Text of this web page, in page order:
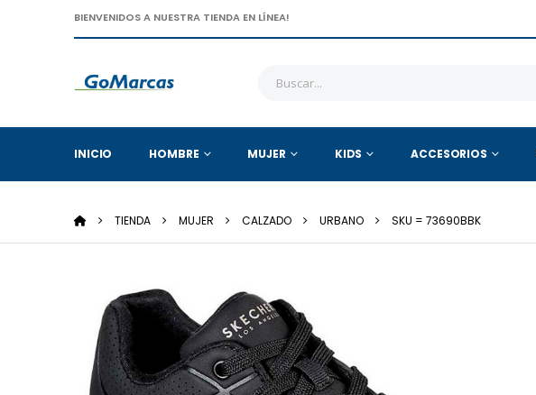
BIENVENIDOS A NUESTRA TIENDA EN LÍNEA!
INICIO HOMBRE MUJER KIDS ACCESORIOS
TIENDA MUJER CALZADO URBANO SKU = 73690BBK